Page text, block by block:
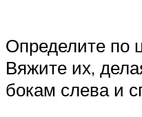
Определите по
Вяжите их,
бокам слева и